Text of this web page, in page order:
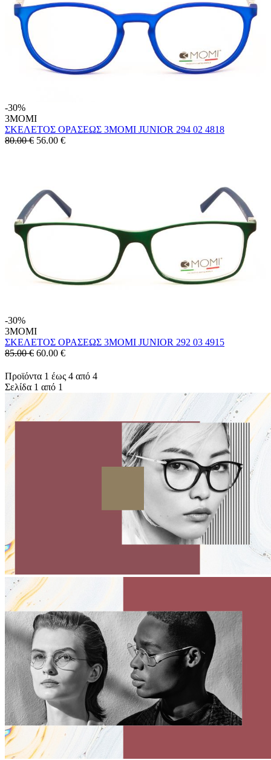
-30%
3MOMI
ΣΚΕΛΕΤΟΣ ΟΡΑΣΕΩΣ 3MOMI JUNIOR 294 02 4818
80.00 € 56.00 €
-30%
3MOMI
ΣΚΕΛΕΤΟΣ ΟΡΑΣΕΩΣ 3MOMI JUNIOR 292 03 4915
85.00 € 60.00 €
Προϊόντα 1 έως 4 από 4
Σελίδα 1 από 1